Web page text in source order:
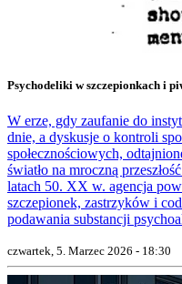
Psychodeliki w szczepionkach i
W erze, gdy zaufanie do
dnie, a dyskusje o kontroli
społecznościowych,
światło na mroczną
latach 50. XX w. agencja
szczepionek, zastrzyków i
podawania substancji
czwartek, 5. Marzec 2026 - 18:30